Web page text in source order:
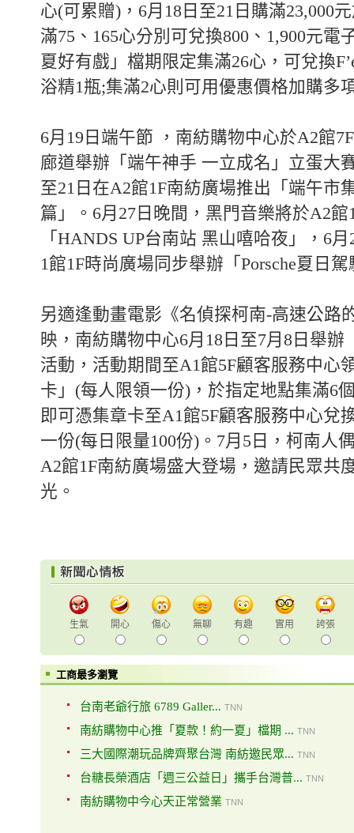
心(可累贈)，6月18日至21日購滿23,000
滿75、165心分別可兌換800、1,900元電
夏好有戲」檔期限定集滿26心，可兌換
浴精1瓶;集滿2心則可用優惠價格加購多
6月19日端午節 ，南紡購物中心於A2館
廊道舉辦「端午神手 一立成名」立蛋大
至21日在A2館1F南紡廣場推出「端午市
篇」。6月27日晚間，黑門音樂將於A2
「HANDS UP台南站 黑山嘻哈夜」，6
1館1F時尚廣場同步舉辦「Porsche夏日
另適逢動畫電影《名偵探柯南-高速公路
映，南紡購物中心6月18日至7月8日舉辦
活動，活動期間至A1館5F顧客服務中心
卡」(每人限領一份)，於指定地點集滿6
即可憑集章卡至A1館5F顧客服務中心兌
一份(每日限量100份)。7月5日，柯南人
A2館1F南紡廣場盛大登場，邀請民眾共
光。
生氣 開心 傷心 無聊 有趣 實用 誇張
工商最多瀏覽
台南老爺行旅 6789 Galler... TNN
南紡購物中心推「夏款！約一夏」檔期 ... TNN
三大國際潮玩品牌齊聚台灣 南紡邀民眾... TNN
台糖長榮酒店「週三公益日」攜手台灣普... TNN
南紡購物中今心天正常營業 TNN